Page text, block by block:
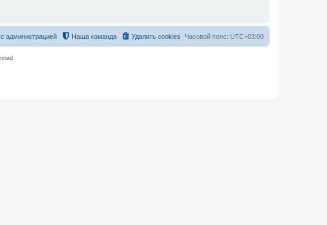
Часовой пояс: UTC+03:00
Удалить cookies
Наша команда
администрацией